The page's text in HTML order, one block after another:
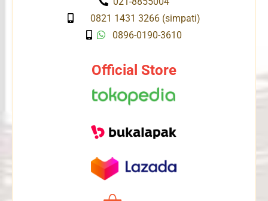
0821 1431 3266 (simpati)
0896-0190-3610
Official Store